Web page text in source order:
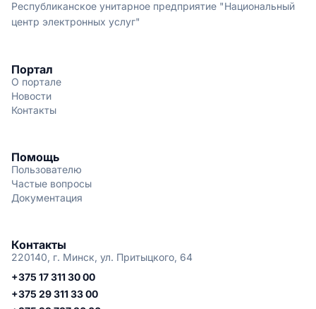
Республиканское унитарное предприятие "Национальный
центр электронных услуг"
Портал
О портале
Новости
Контакты
Помощь
Пользователю
Частые вопросы
Документация
Контакты
220140, г. Минск, ул. Притыцкого, 64
+375 17 311 30 00
+375 29 311 33 00